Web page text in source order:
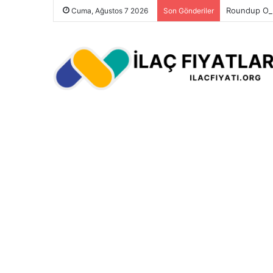
Cuma, Ağustos 7 2026 Son Gönderiler Roundup Ot